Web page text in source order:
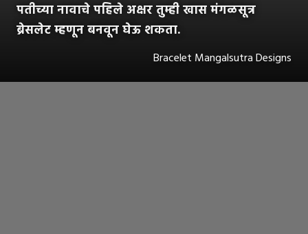
पतीच्या नावाचे पहिले अक्षर तुम्ही खास मंगळसूत्र
ब्रेसलेट म्हणून बनवून घेऊ शकता.
Bracelet Mangalsutra Designs